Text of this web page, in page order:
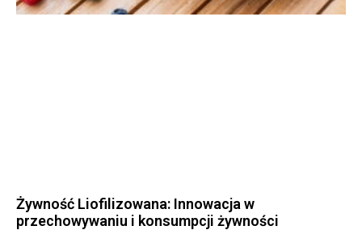
Żywność Liofilizowana: Innowacja w
przechowywaniu i konsumpcji żywności